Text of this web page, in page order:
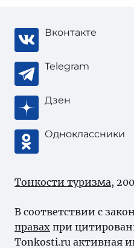
Вконтакте
Telegram
Дзен
Одноклассники
Тонкости туризма,
В соответствии с
правах при
Tonkosti.ru активная